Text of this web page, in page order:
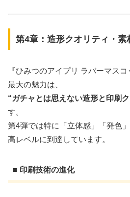
第4章：造形クオリティ・素
『ひみつのアイプリ ラバーマス
最大の魅力は、
“ガチャとは思えない造形と印刷
す。
第4弾では特に「立体感」「発色
高レベルに到達しています。
■ 印刷技術の進化